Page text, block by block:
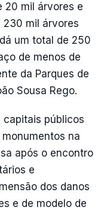
20 mil árvores e
230 mil árvores
um total de 250
de menos de
da Parques de
Sousa Rego.
capitais públicos
na
após o encontro
e
dos danos
e de modelo de